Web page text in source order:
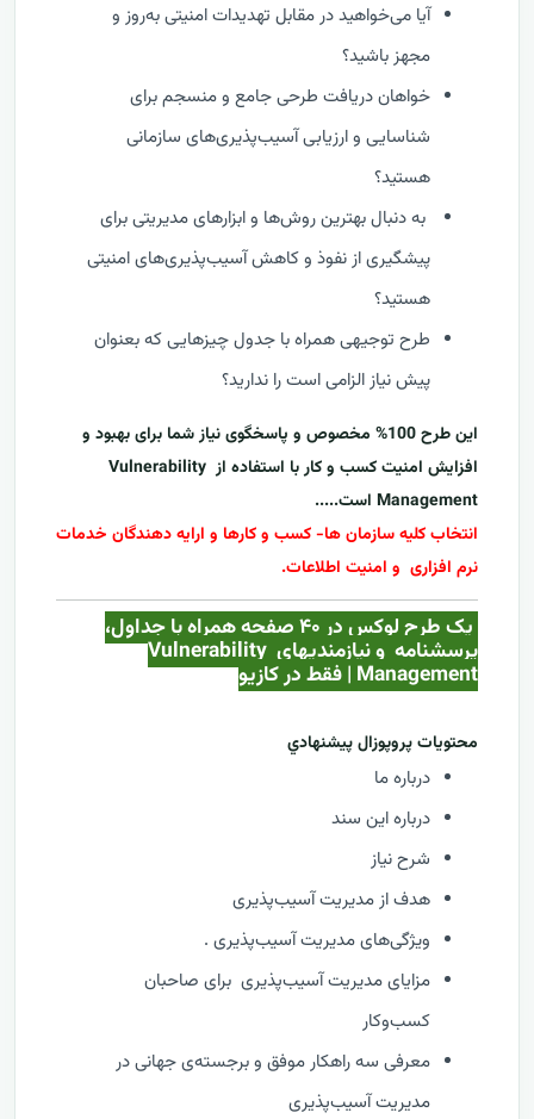
آیا می‌خواهید در مقابل تهدیدات امنیتی به‌روز و
مجهز باشید؟
خواهان دریافت طرحی جامع و منسجم برای
شناسایی و ارزیابی آسیب‌پذیری‌های سازمانی
هستید؟
به دنبال بهترین روش‌ها و ابزارهای مدیریتی برای
پیشگیری از نفوذ و کاهش آسیب‌پذیری‌های امنیتی
هستید؟
طرح توجیهی همراه با جدول چیزهایی که بعنوان
پیش نیاز الزامی است را ندارید؟
این طرح 100% مخصوص و پاسخگوی نیاز شما برای بهبود و
افزایش امنیت کسب و کار با استفاده از Vulnerability
Management است.....
انتخاب کلیه سازمان ها- کسب و کارها و ارایه دهندگان خدمات
نرم افزاری و امنیت اطلاعات.
یک طرح لوکس در ۴۰ صفحه همراه با جداول،
پرسشنامه و نیازمندیهای Vulnerability
Management | فقط در کازيو
محتويات پروپوزال پيشنهادي
درباره ما
درباره این سند
شرح نیاز
هدف از مدیریت آسیب‌پذیری
ویژگی‌های مدیریت آسیب‌پذیری .
مزایای مدیریت آسیب‌پذیری برای صاحبان
کسب‌وکار
معرفی سه راهکار موفق و برجسته‌ی جهانی در
مدیریت آسیب‌پذیری